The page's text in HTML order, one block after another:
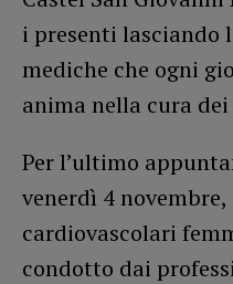
i presenti lasciando
mediche che ogni
anima nella cura
Per l’ultimo
venerdì 4
cardiovascolari
condotto dai